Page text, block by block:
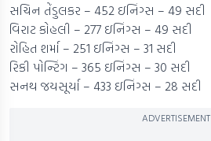
સચિન તેંડુલકર – 452 ઇનિંગ્સ – 49 સદી
વિરાટ કોહલી – 277 ઇનિંગ્સ – 49 સદી
રોહિત શર્મા – 251 ઇનિંગ્સ – 31 સદી
રિકી પોન્ટિંગ – 365 ઇનિંગ્સ – 30 સદી
સનથ જયસૂર્યા – 433 ઇનિંગ્સ – 28 સદી
ADVERTISEMENT